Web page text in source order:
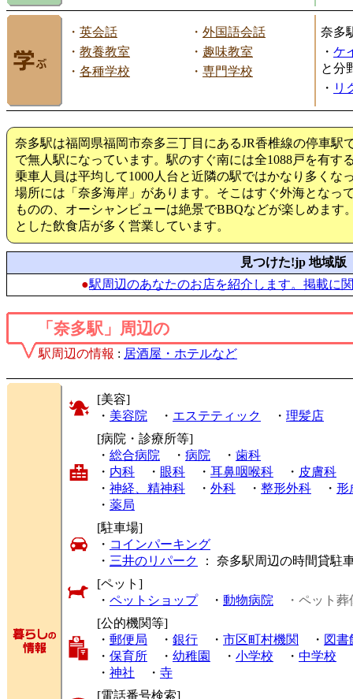
・ 英会話 ・ 外国語会話
・ 教養教室 ・ 趣味教室
・ 各種学校 ・ 専門学校
奈多
・ ケ
と分
・ リ
奈多駅は福岡県福岡市奈多三丁目にあるJR香椎線の停車駅
で無人駅になっています。駅のすぐ南には全1088戸を有す
乗車人員は平均して1000人台と近隣の駅ではかなり多くな
場所には「奈多海岸」があります。そこはすぐ外海となっ
ものの、オーシャンビューは絶景でBBQなどが楽しめます
とした飲食店が多く営業しています。
見つけた!jp 地域版
●駅周辺のあなたのお店を紹介します。掲載に
「奈多駅」周辺の
駅周辺の情報 : 居酒屋・ホテルなど
[美容]
・ 美容院 ・ エステティック ・ 理髪店
[病院・診療所等]
・ 総合病院 ・ 病院 ・ 歯科
・ 内科 ・ 眼科 ・ 耳鼻咽喉科 ・ 皮膚科
・ 神経、精神科 ・ 外科 ・ 整形外科 ・ 形
・ 薬局
[駐車場]
・ コインパーキング
・ 三井のリパーク
： 奈多駅周辺の時間貸駐
[ペット]
・ ペットショップ・ 動物病院
・ペット葬
[公的機関等]
・ 郵便局 ・ 銀行 ・ 市区町村機関 ・ 図書
・ 保育所 ・ 幼稚園 ・ 小学校 ・ 中学校
・ 神社 ・ 寺
[電話番号検索]